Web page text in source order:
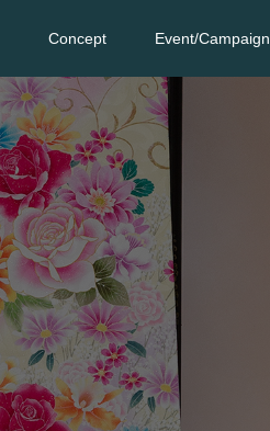
Concept Event/Campaign